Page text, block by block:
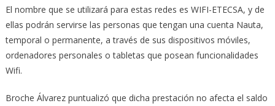
El nombre que se utilizará para estas redes es WIFI-ETECSA, y de
ellas podrán servirse las personas que tengan una cuenta Nauta,
temporal o permanente, a través de sus dispositivos móviles,
ordenadores personales o tabletas que posean funcionalidades
Wifi.
Broche Álvarez puntualizó que dicha prestación no afecta el saldo